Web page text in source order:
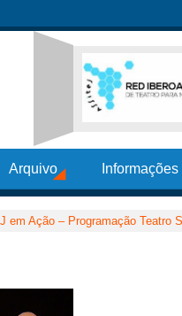
Arquivo
em Ação – Programação Teatro